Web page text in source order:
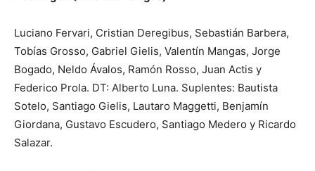
Luciano Fervari, Cristian Deregibus, Sebastián Barbera,
Tobías Grosso, Gabriel Gielis, Valentín Mangas, Jorge
Bogado, Neldo Ávalos, Ramón Rosso, Juan Actis y
Federico Prola. DT: Alberto Luna. Suplentes: Bautista
Sotelo, Santiago Gielis, Lautaro Maggetti, Benjamín
Giordana, Gustavo Escudero, Santiago Medero y Ricardo
Salazar.